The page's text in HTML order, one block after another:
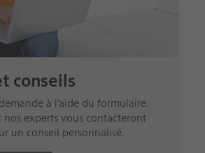
conseils
à l’aide du formulaire.
nos experts vous contacteront
un conseil personnalisé.